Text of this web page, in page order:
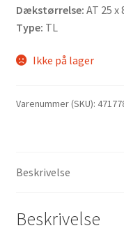
Dækstørrelse: AT 25 x
Type: TL
Ikke på lager
Varenummer (SKU):
Beskrivelse
Beskrivelse